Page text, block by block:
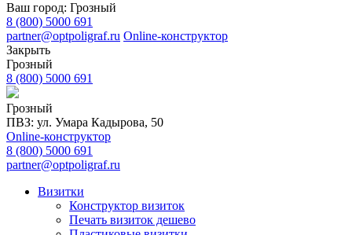
Ваш город: Грозный
8 (800) 5000 691
partner@optpoligraf.ru Online-конструктор
Закрыть
Грозный
8 (800) 5000 691
Грозный
ПВЗ: ул. Умара Кадырова, 50
Online-конструктор
8 (800) 5000 691
partner@optpoligraf.ru
Визитки
Конструктор визиток
Печать визиток дешево